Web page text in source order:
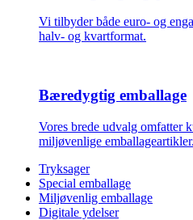
Vi tilbyder både euro- og
halv- og kvartformat.
Bæredygtig emballage
Vores brede udvalg omfatter
miljøvenlige emballageartikler.
Tryksager
Special emballage
Miljøvenlig emballage
Digitale ydelser